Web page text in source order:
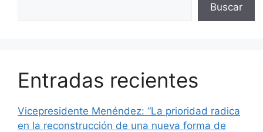
Buscar
Entradas recientes
Vicepresidente Menéndez: “La prioridad radica
en la reconstrucción de una nueva forma de